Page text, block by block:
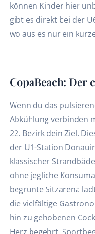
können Kinder hier
gibt es direkt bei der
wo aus es nur ein
CopaBeach: Der
Wenn du das
Abkühlung verbinden
22. Bezirk dein Ziel.
der U1-Station
klassischer
ohne jegliche
begrünte Sitzarena
die vielfältige
hin zu gehobenen
Herz begehrt.